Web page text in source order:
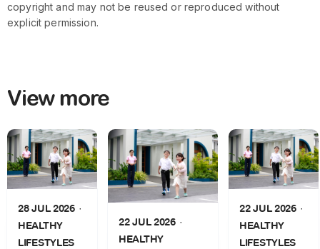
copyright and may not be reused or reproduced without
explicit permission.
View more
28 JUL 2026
HEALTHY
LIFESTYLES
22 JUL 2026
HEALTHY
22 JUL 2026
HEALTHY
LIFESTYLES